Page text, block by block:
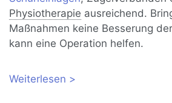
Physiotherapie ausreichend.
Maßnahmen keine Besserung
kann eine Operation helfen.
Weiterlesen über Hammerzeh